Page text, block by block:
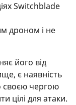
Switchblade
дроном і не
його від
є наявність
своєю чергою
цілі для атаки.